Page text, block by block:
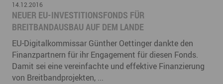
14.12.2016
NEUER EU-INVESTITIONSFONDS FÜR
BREITBANDAUSBAU AUF DEM LANDE
EU-Digitalkommissar Günther Oettinger dankte den
Finanzpartnern für ihr Engagement für diesen Fonds.
Damit sei eine vereinfachte und effektive Finanzierung
von Breitbandprojekten, ...